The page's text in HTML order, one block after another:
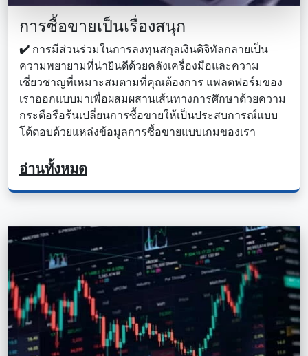
การซื้อขายเป็นเรื่องสนุก
✔️ การมีส่วนร่วมในการลงทุนสกุลเงินดิจิทัลกลายเป็น
ความพยายามที่น่ายินดีด้วยคลังเครื่องมือและความ
เชี่ยวชาญที่เหมาะสมตามที่คุณต้องการ แพลตฟอร์มของ
เราออกแบบมาเพื่อผสมผสานเส้นทางการศึกษาด้วยความ
กระตือรือร้นเปลี่ยนการซื้อขายให้เป็นประสบการณ์แบบ
โต้ตอบด้วยแหล่งข้อมูลการซื้อขายแบบเกมของเรา
อ่านทั้งหมด